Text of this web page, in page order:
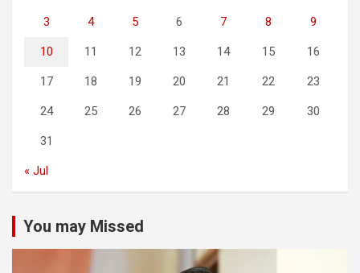
3 4 5 6 7 8 9
10 11 12 13 14 15 16
17 18 19 20 21 22 23
24 25 26 27 28 29 30
31
« Jul
You may Missed